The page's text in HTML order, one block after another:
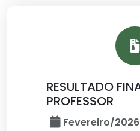
RESULTADO
PROFESSOR
Fevereiro/2026